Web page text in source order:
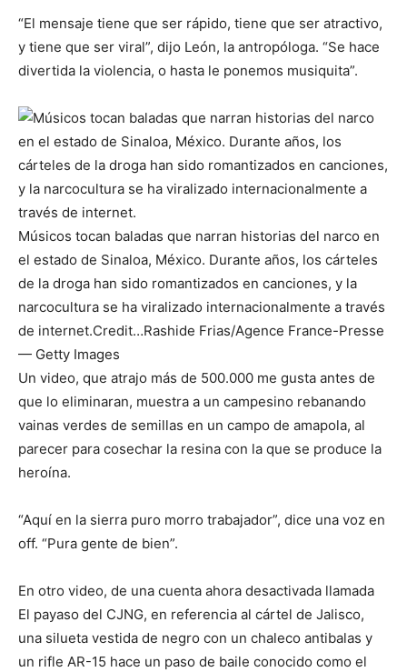
“El mensaje tiene que ser rápido, tiene que ser atractivo,
y tiene que ser viral”, dijo León, la antropóloga. “Se hace
divertida la violencia, o hasta le ponemos musiquita”.
Músicos tocan baladas que narran historias del narco en
el estado de Sinaloa, México. Durante años, los cárteles
de la droga han sido romantizados en canciones, y la
narcocultura se ha viralizado internacionalmente a través
de internet.Credit…Rashide Frias/Agence France-Presse
— Getty Images
Un video, que atrajo más de 500.000 me gusta antes de
que lo eliminaran, muestra a un campesino rebanando
vainas verdes de semillas en un campo de amapola, al
parecer para cosechar la resina con la que se produce la
heroína.
“Aquí en la sierra puro morro trabajador”, dice una voz en
off. “Pura gente de bien”.
En otro video, de una cuenta ahora desactivada llamada
El payaso del CJNG, en referencia al cártel de Jalisco,
una silueta vestida de negro con un chaleco antibalas y
un rifle AR-15 hace un paso de baile conocido como el